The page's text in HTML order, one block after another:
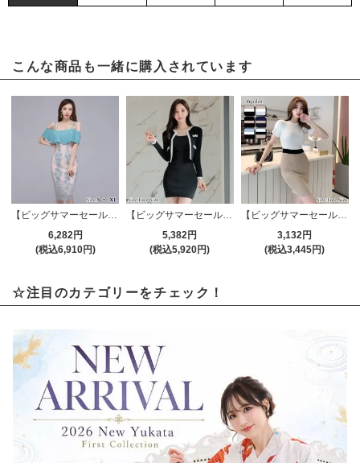
こんな商品も一緒に購入されています
【ビッグサマーセール対象品】オフショルダービッグフリル レースワンピース(キャバドレス・CABARETDRESS)
6,282円
(税込6,910円)
【ビッグサマーセール対象品】バイカラーニットミニワンピース(キャバドレス・CABARETDRESS)
5,382円
(税込5,920円)
【ビッグサマーセール対象品】シンプルデザインとカラーで1枚で主役になるニットワンピ(キャバドレス・CABARETDRESS)
3,132円
(税込3,445円)
☆注目のカテゴリーをチェック！